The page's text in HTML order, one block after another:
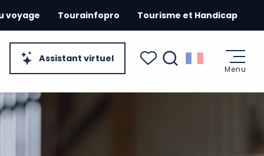
Assistant virtuel
voyage Tourainfopro Tourisme et Handicap
Menu